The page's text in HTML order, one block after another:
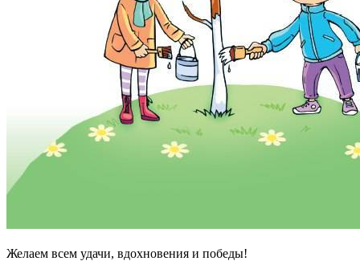
Желаем всем удачи, вдохновения и победы!